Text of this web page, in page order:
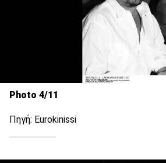
Photo 4/11
Πηγή: Eurokinissi